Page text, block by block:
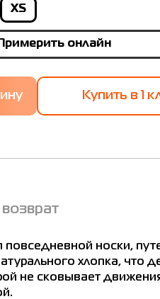
XS
Примерить онлайн
Купить в 1
носки,
хлопка, что
не сковывает